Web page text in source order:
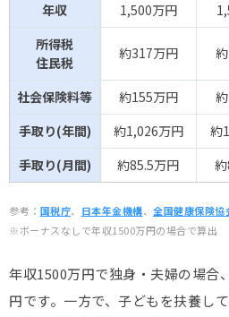
年収
1,500万円
所得税
住民税
約317万円
社会保険料等 約155万円
手取り(年間)
約1,026万円 約
手取り(月間)
約85.5万円
参考： 国税庁、 日本年金機構、 全国健康保険協
※ボーナスなしで年収1500万円の場合で算出
年収1500万円で独身・夫婦の場合
円です。一方で、子どもを扶養し